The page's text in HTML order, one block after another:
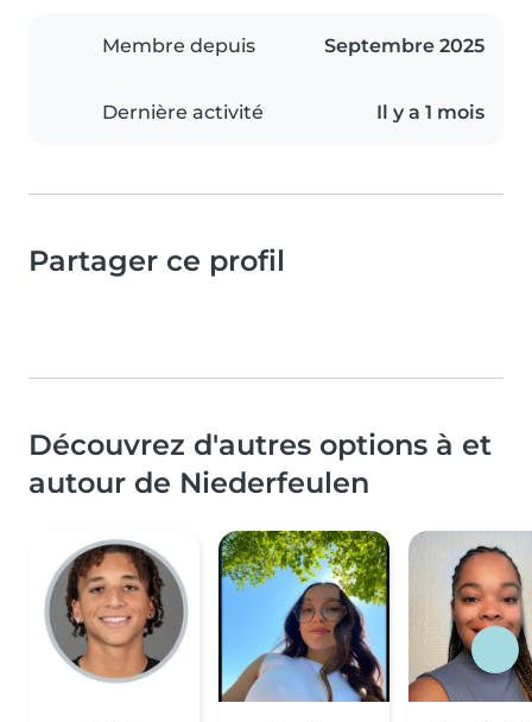
Membre depuis Septembre 2025
Dernière activité Il y a 1 mois
Partager ce profil
Découvrez d'autres options à et
autour de Niederfeulen